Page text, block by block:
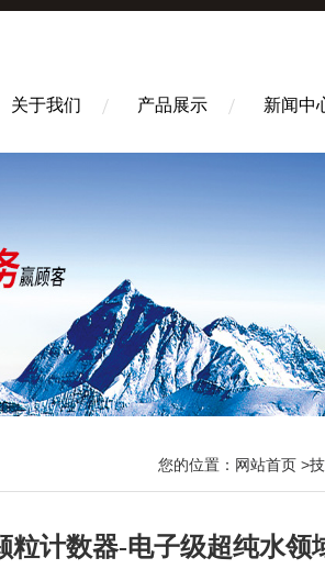
关于我们 产品展示 新闻中
您的位置： 网站首页 >
粒计数器-电子级超纯水领